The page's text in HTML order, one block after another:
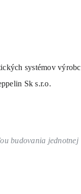
systémov
Sk s.r.o.
budovania jednotnej